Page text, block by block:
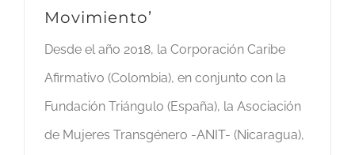
Movimiento’
Desde el año 2018, la Corporación Caribe
Afirmativo (Colombia), en conjunto con la
Fundación Triángulo (España), la Asociación
de Mujeres Transgénero -ANIT- (Nicaragua),